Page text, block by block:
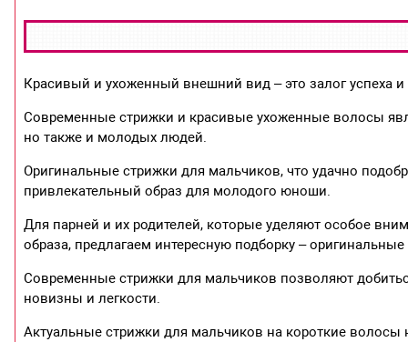
Красивый и ухоженный внешний вид – это залог успеха
Современные стрижки и красивые ухоженные волосы
но также и молодых людей.
Оригинальные стрижки для мальчиков, что удачно
привлекательный образ для молодого юноши.
Для парней и их родителей, которые уделяют особое
образа, предлагаем интересную подборку –
Современные стрижки для мальчиков позволяют
новизны и легкости.
Актуальные стрижки для мальчиков на короткие волосы